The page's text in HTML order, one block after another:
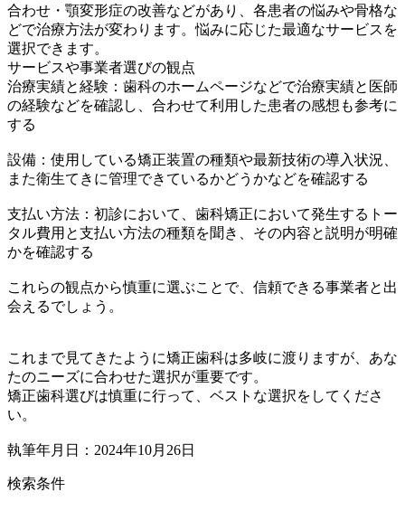
合わせ・顎変形症の改善などがあり、各患者の悩みや骨格な
どで治療方法が変わります。悩みに応じた最適なサービスを
選択できます。
サービスや事業者選びの観点
治療実績と経験：歯科のホームページなどで治療実績と医師
の経験などを確認し、合わせて利用した患者の感想も参考に
する
設備：使用している矯正装置の種類や最新技術の導入状況、
また衛生てきに管理できているかどうかなどを確認する
支払い方法：初診において、歯科矯正において発生するトー
タル費用と支払い方法の種類を聞き、その内容と説明が明確
かを確認する
これらの観点から慎重に選ぶことで、信頼できる事業者と出
会えるでしょう。
これまで見てきたように矯正歯科は多岐に渡りますが、あな
たのニーズに合わせた選択が重要です。
矯正歯科選びは慎重に行って、ベストな選択をしてくださ
い。
執筆年月日：2024年10月26日
検索条件